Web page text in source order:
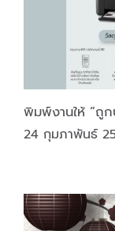
พิมพ์งานให้ “ถูก
24 กุมภาพันธ์